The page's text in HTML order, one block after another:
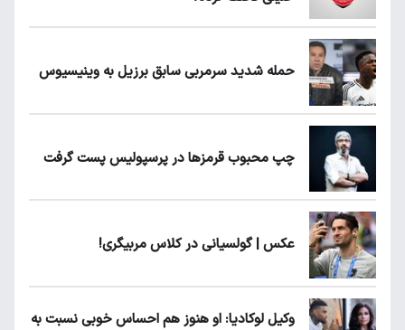
حمله شدید سرمربی سابق برزیل به وینیسیوس
چپ محبوب قرمزها در پرسپولیس پست گرفت
عکس | گولسیانی در کلاس مربیگری!
وکیل لوکادیا: او هنوز هم احساس خوبی نسبت به